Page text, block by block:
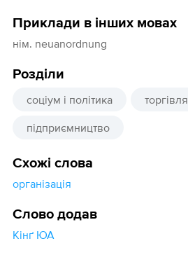
Приклади в інших мовах
нім. neuanordnung
Розділи
соціум і політика торгівля
підприємництво
Схожі слова
організація
Слово додав
Кінґ ЮА